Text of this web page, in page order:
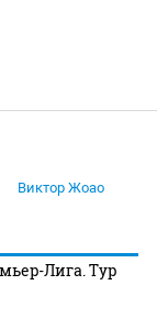
Виктор Жоао
Лига. Тур